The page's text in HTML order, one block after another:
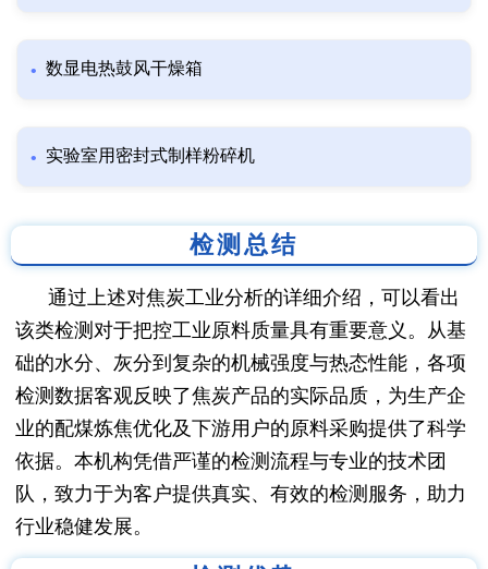
数显电热鼓风干燥箱
实验室用密封式制样粉碎机
检测总结
通过上述对焦炭工业分析的详细介绍，可以看出
该类检测对于把控工业原料质量具有重要意义。从基
础的水分、灰分到复杂的机械强度与热态性能，各项
检测数据客观反映了焦炭产品的实际品质，为生产企
业的配煤炼焦优化及下游用户的原料采购提供了科学
依据。本机构凭借严谨的检测流程与专业的技术团
队，致力于为客户提供真实、有效的检测服务，助力
行业稳健发展。